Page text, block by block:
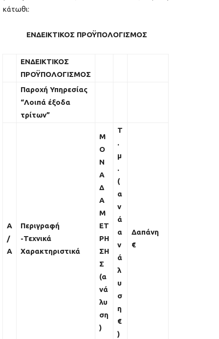
κάτωθι:
ΕΝΔΕΙΚΤΙΚΟΣ ΠΡΟΫΠΟΛΟΓΙΣΜΟΣ
ΕΝΔΕΙΚΤΙΚΟΣ
ΠΡΟΫΠΟΛΟΓΙΣΜΟΣ
Παροχή Υπηρεσίας
“Λοιπά έξοδα
τρίτων”
Α
/
Α
Περιγραφή
-Τεχνικά
Χαρακτηριστικά
Μ
Ο
Ν
Α
Δ
Α
Μ
ΕΤ
ΡΗ
ΣΗ
Σ
(α
νά
λυ
ση
)
Τ
.
μ
.
(
α
ν
ά
α
ν
ά
λ
υ
σ
η
€
)
Δαπάνη
€